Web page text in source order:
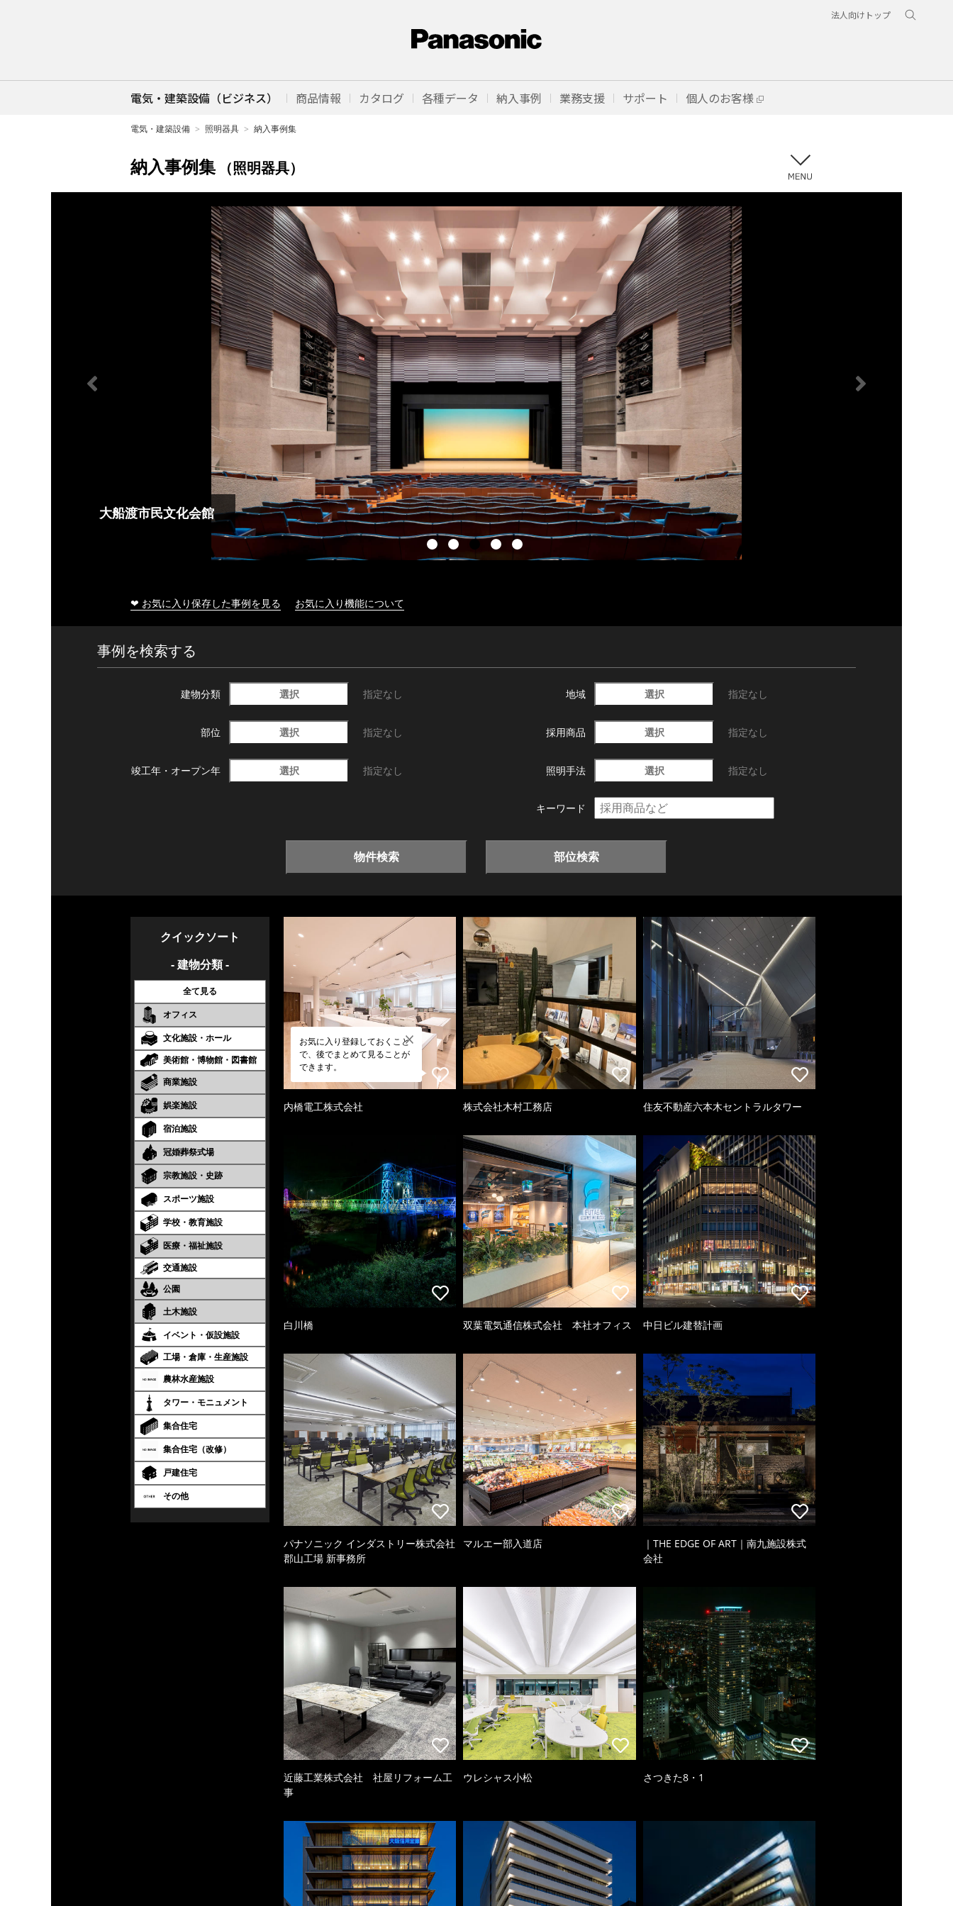
法人向けトップ
電気・建築設備（ビジネス） 商品情報 カタログ 各種データ 納入事例 業務支援 サポート 個人のお客様
電気・建築設備 照明器具 納入事例集
納入事例集 （照明器具）
大船渡市民文化会館
❤ お気に入り保存した事例を見る お気に入り機能について
事例を検索する
建物分類 選択 指定なし 地域 選択 指定なし
部位 選択 指定なし 採用商品 選択 指定なし
竣工年・ オープン年 選択 指定なし 照明手法 選択 指定なし
キーワード
物件検索 部位検索
クイックソート
- 建物分類 -
全て見る
オフィス
文化施設・ホール
美術館・博物館・図書館
商業施設
娯楽施設
宿泊施設
冠婚葬祭式場
宗教施設・史跡
スポーツ施設
学校・教育施設
医療・福祉施設
交通施設
公園
土木施設
イベント・仮設施設
工場・倉庫・生産施設
農林水産施設
タワー・モニュメント
集合住宅
集合住宅（改修）
戸建住宅
その他
お気に入り登録しておくこと
で、後でまとめて見ることが
できます。
内橋電工株式会社 株式会社木村工務店 住友不動産六本木セントラルタワー
白川橋 双葉電気通信株式会社 本社オフィス 中日ビル建替計画
パナソニック インダストリー株式会社
郡山工場 新事務所
マルエー部入道店
｜THE EDGE OF ART｜南九施設株式
会社
近藤工業株式会社 社屋リフォーム工
事
ウレシャス小松 さつきた8・1